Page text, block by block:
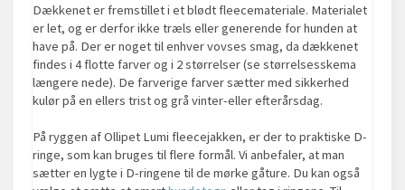
Dækkenet er fremstillet i et blødt fleecemateriale. Materialet
er let, og er derfor ikke træls eller generende for hunden at
have på. Der er noget til enhver vovses smag, da dækkenet
findes i 4 flotte farver og i 2 størrelser (se størrelsesskema
længere nede). De farverige farver sætter med sikkerhed
kulør på en ellers trist og grå vinter-eller efterårsdag.
På ryggen af Ollipet Lumi fleecejakken, er der to praktiske D-
ringe, som kan bruges til flere formål. Vi anbefaler, at man
sætter en lygte i D-ringene til de mørke gåture. Du kan også